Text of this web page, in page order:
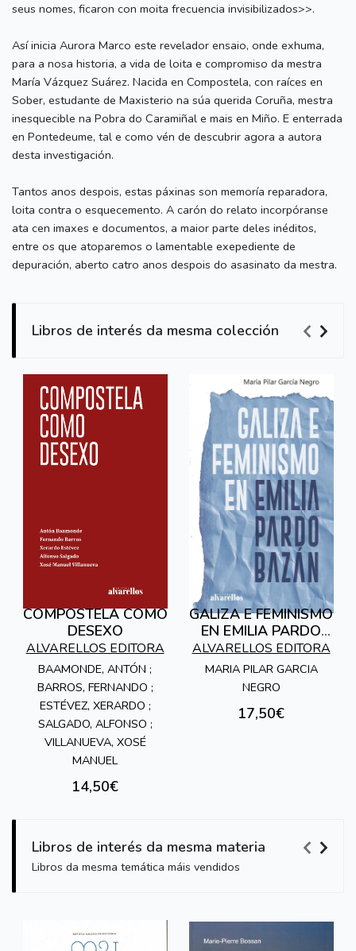
seus nomes, ficaron con moita frecuencia invisibilizados>>.
Así inicia Aurora Marco este revelador ensaio, onde exhuma,
para a nosa historia, a vida de loita e compromiso da mestra
María Vázquez Suárez. Nacida en Compostela, con raíces en
Sober, estudante de Maxisterio na súa querida Coruña, mestra
inesquecible na Pobra do Caramiñal e mais en Miño. E enterrada
en Pontedeume, tal e como vén de descubrir agora a autora
desta investigación.
Tantos anos despois, estas páxinas son memoría reparadora,
loita contra o esquecemento. A carón do relato incorpóranse
ata cen imaxes e documentos, a maior parte deles inéditos,
entre os que atoparemos o lamentable exepediente de
depuración, aberto catro anos despois do asasinato da mestra.
Libros de interés da mesma colección
COMPOSTELA COMO
DESEXO
ALVARELLOS EDITORA
BAAMONDE, ANTÓN ;
BARROS, FERNANDO ;
ESTÉVEZ, XERARDO ;
SALGADO, ALFONSO ;
VILLANUEVA, XOSÉ
MANUEL
14,50€
GALIZA E FEMINISMO
EN EMILIA PARDO
BAZAN
ALVARELLOS EDITORA
MARIA PILAR GARCIA
NEGRO
17,50€
Libros de interés da mesma materia
Libros da mesma temática máis vendidos